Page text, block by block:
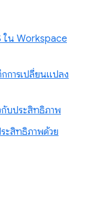
ใน Workspace
การเปลี่ยนแปลง
กับประสิทธิภาพ
ะสิทธิภาพด้วย